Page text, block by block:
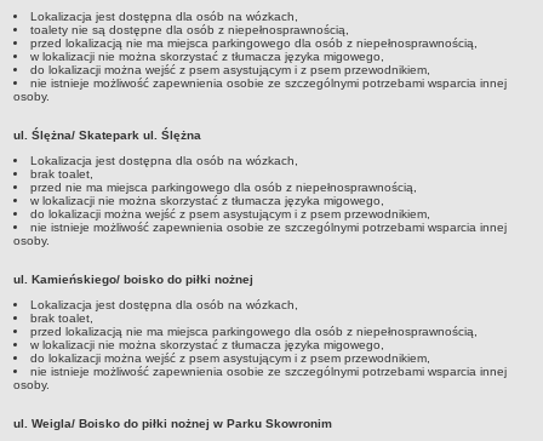
Lokalizacja jest dostępna dla osób na wózkach,
toalety nie są dostępne dla osób z niepełnosprawnością,
przed lokalizacją nie ma miejsca parkingowego dla osób z niepełnosprawnością,
w lokalizacji nie można skorzystać z tłumacza języka migowego,
do lokalizacji można wejść z psem asystującym i z psem przewodnikiem,
nie istnieje możliwość zapewnienia osobie ze szczególnymi potrzebami wsparcia innej
osoby.
ul. Ślężna/ Skatepark ul. Ślężna
Lokalizacja jest dostępna dla osób na wózkach,
brak toalet,
przed nie ma miejsca parkingowego dla osób z niepełnosprawnością,
w lokalizacji nie można skorzystać z tłumacza języka migowego,
do lokalizacji można wejść z psem asystującym i z psem przewodnikiem,
nie istnieje możliwość zapewnienia osobie ze szczególnymi potrzebami wsparcia innej
osoby.
ul. Kamieńskiego/ boisko do piłki nożnej
Lokalizacja jest dostępna dla osób na wózkach,
brak toalet,
przed lokalizacją nie ma miejsca parkingowego dla osób z niepełnosprawnością,
w lokalizacji nie można skorzystać z tłumacza języka migowego,
do lokalizacji można wejść z psem asystującym i z psem przewodnikiem,
nie istnieje możliwość zapewnienia osobie ze szczególnymi potrzebami wsparcia innej
osoby.
ul. Weigla/ Boisko do piłki nożnej w Parku Skowronim